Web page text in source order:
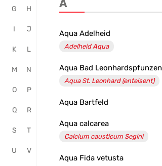
G H
I J
K L
M N
O P
Q R
S T
U V
Team
Santé
Salvator
Apotheke
A
Aqua Adelheid
Adelheid Aqua
Aqua Bad Leonhardspfunzen
Aqua St. Leonhard (enteisent)
Aqua Bartfeld
Aqua calcarea
Calcium causticum Segini
Aqua Fida vetusta